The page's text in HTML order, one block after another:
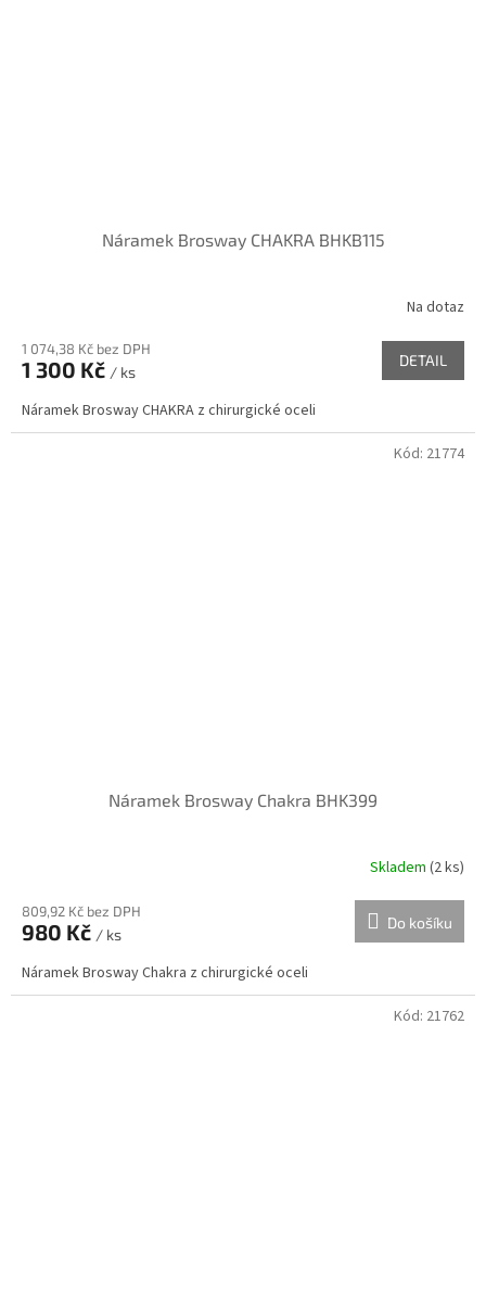
Náramek Brosway CHAKRA BHKB115
Na dotaz
1 074,38 Kč bez DPH
1 300 Kč / ks
DETAIL
Náramek Brosway CHAKRA z chirurgické oceli
Náramek Brosway Chakra BHK399
Skladem (2 ks)
809,92 Kč bez DPH
980 Kč / ks
Do košíku
Náramek Brosway Chakra z chirurgické oceli
Kód: 21774
Kód: 21762